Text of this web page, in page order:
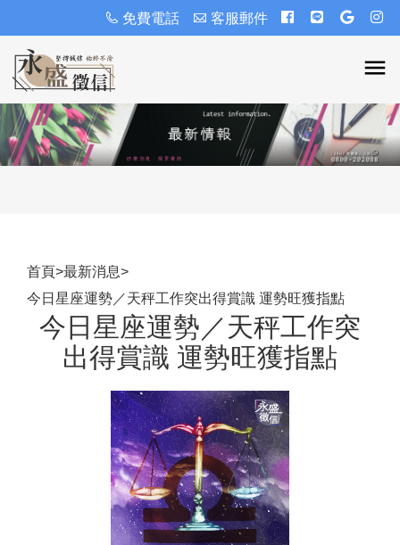
免費電話 客服郵件
首頁>最新消息>
今日星座運勢／天秤工作突出得賞識 運勢旺獲指點
今日星座運勢／天秤工作突
出得賞識 運勢旺獲指點